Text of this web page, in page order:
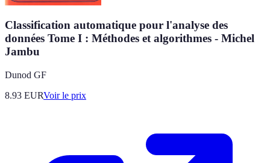
Classification automatique pour l'analyse des
données Tome I : Méthodes et algorithmes - Michel
Jambu
Dunod GF
8.93 EURVoir le prix